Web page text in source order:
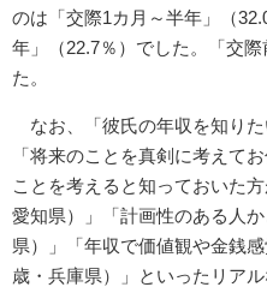
のは「交際1カ月～半年」（
年」（22.7％）でした。「交
た。
なお、「彼氏の年収を知りた
「将来のことを真剣に考えて
ことを考えると知っておいた
愛知県）」「計画性のある人
県）」「年収で価値観や金銭
歳・兵庫県）」といったリア